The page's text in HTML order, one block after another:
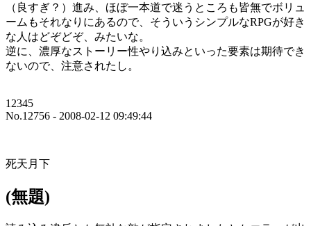
（良すぎ？）進み、ほぼ一本道で迷うところも皆無でボリュ
ームもそれなりにあるので、そういうシンプルなRPGが好き
な人はどぞどぞ、みたいな。
逆に、濃厚なストーリー性やり込みといった要素は期待でき
ないので、注意されたし。
12345
No.12756 - 2008-02-12 09:49:44
死天月下
(無題)